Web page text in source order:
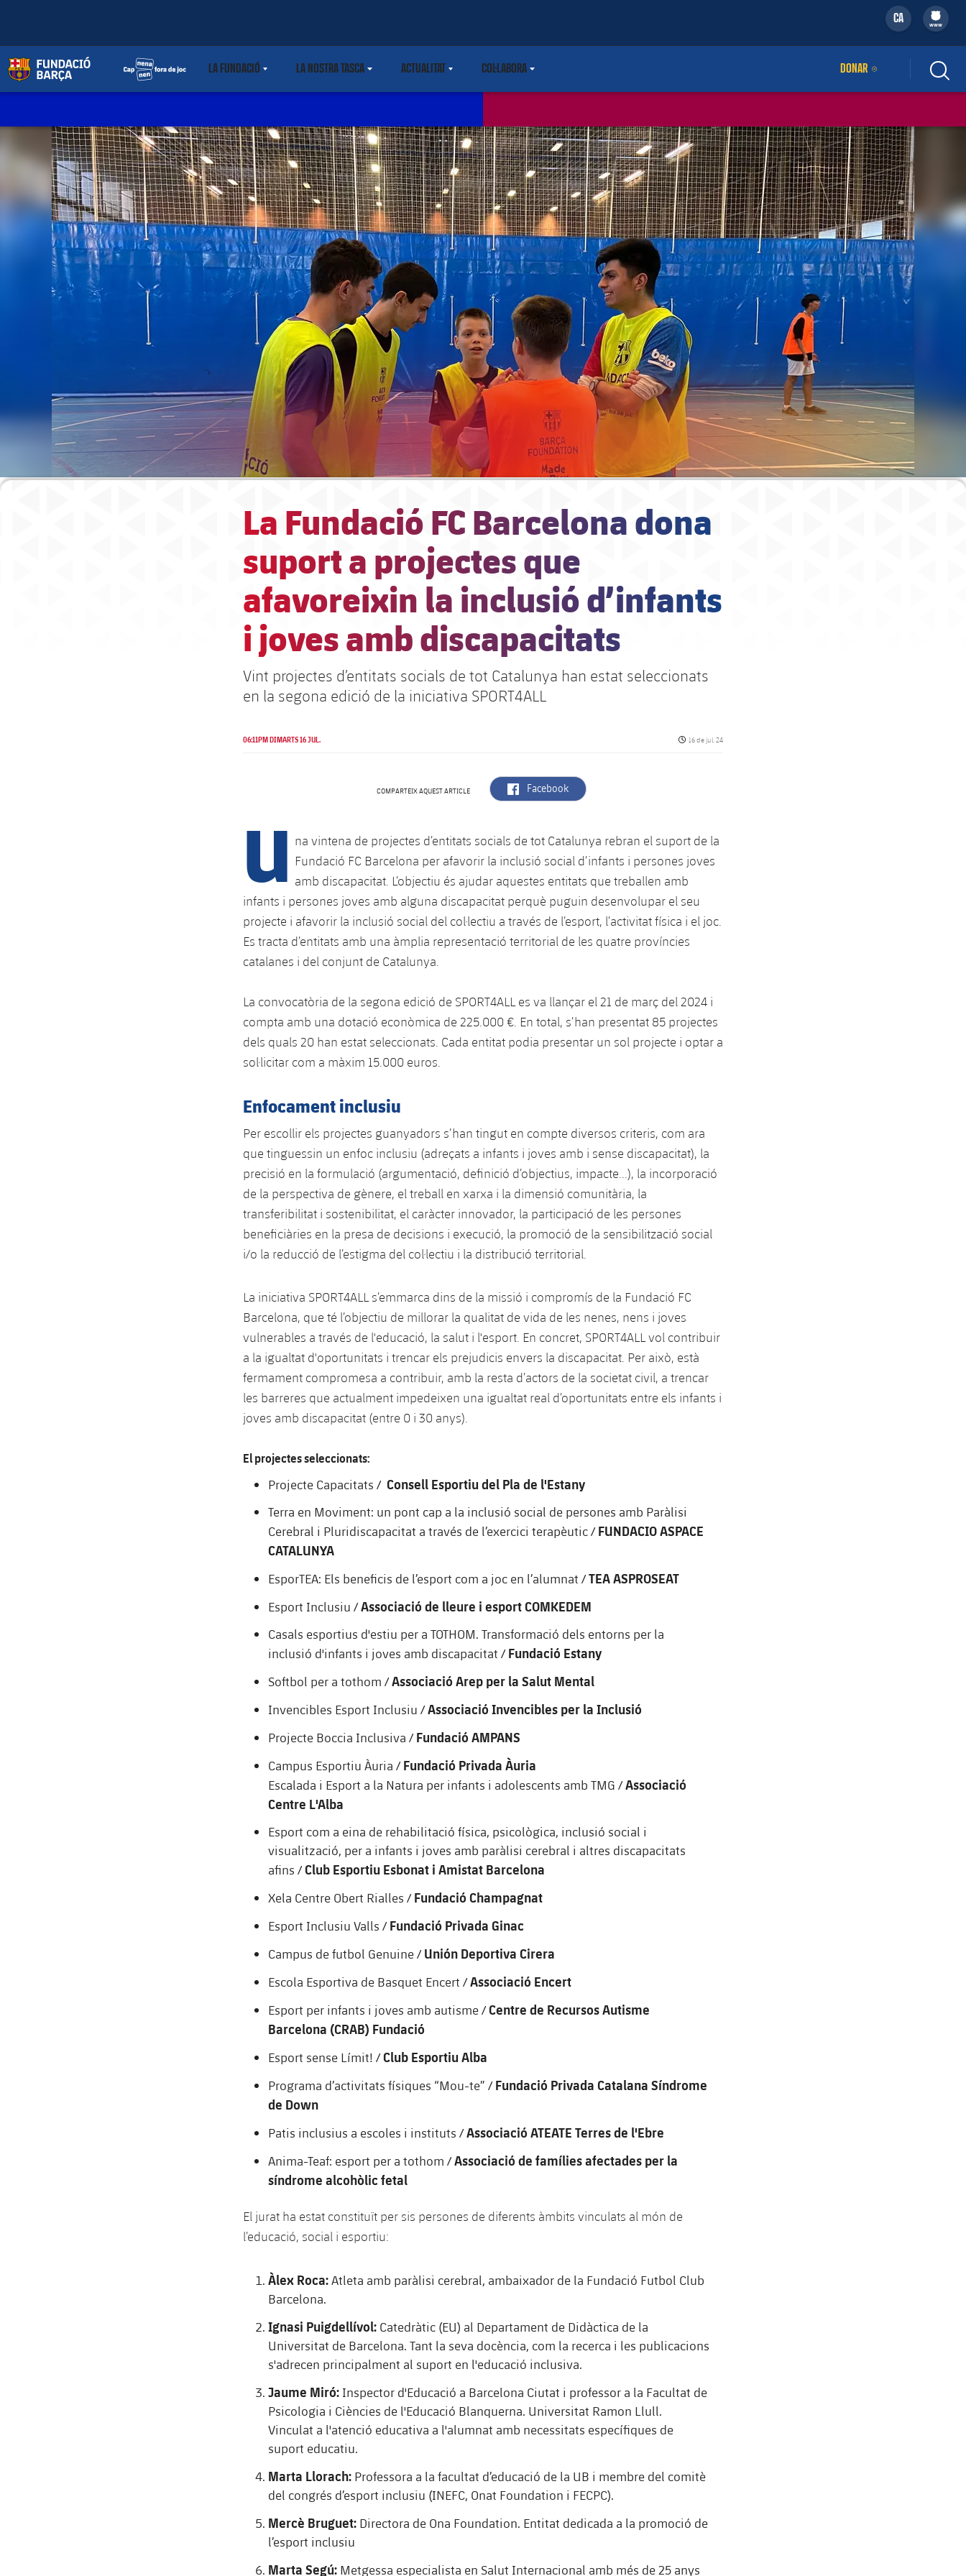
CA
filled-badge
www
LA FUNDACIÓLABEL.SHARE.CARETDOWN
LA NOSTRA TASCALABEL.SHARE.CARETDOWN
ACTUALITATLABEL.SHARE.CARETDOWN
COL·LABORALABEL.SHARE.CARETDOWN DONARENLLAÇ EXTERN
La Fundació FC Barcelona dona
suport a projectes que
afavoreixin la inclusió d’infants
i joves amb discapacitats
Vint projectes d’entitats socials de tot Catalunya han estat seleccionats
en la segona edició de la iniciativa SPORT4ALL
06:11PM DIMARTS 16 JUL. Data de publicació
16 de jul. 24
COMPARTEIX AQUEST ARTICLE label.aria.facebook
Facebook
U na vintena de projectes d’entitats socials de tot Catalunya rebran el suport de la
Fundació FC Barcelona per afavorir la inclusió social d’infants i persones joves
amb discapacitat. L’objectiu és ajudar aquestes entitats que treballen amb
infants i persones joves amb alguna discapacitat perquè puguin desenvolupar el seu
projecte i afavorir la inclusió social del col·lectiu a través de l’esport, l’activitat física i el joc.
Es tracta d’entitats amb una àmplia representació territorial de les quatre províncies
catalanes i del conjunt de Catalunya.
La convocatòria de la segona edició de SPORT4ALL es va llançar el 21 de març del 2024 i
compta amb una dotació econòmica de 225.000 €. En total, s’han presentat 85 projectes
dels quals 20 han estat seleccionats. Cada entitat podia presentar un sol projecte i optar a
sol·licitar com a màxim 15.000 euros.
Enfocament inclusiu
Per escollir els projectes guanyadors s’han tingut en compte diversos criteris, com ara
que tinguessin un enfoc inclusiu (adreçats a infants i joves amb i sense discapacitat), la
precisió en la formulació (argumentació, definició d’objectius, impacte...), la incorporació
de la perspectiva de gènere, el treball en xarxa i la dimensió comunitària, la
transferibilitat i sostenibilitat, el caràcter innovador, la participació de les persones
beneficiàries en la presa de decisions i execució, la promoció de la sensibilització social
i/o la reducció de l’estigma del col·lectiu i la distribució territorial.
La iniciativa SPORT4ALL s’emmarca dins de la missió i compromís de la Fundació FC
Barcelona, que té l’objectiu de millorar la qualitat de vida de les nenes, nens i joves
vulnerables a través de l'educació, la salut i l'esport. En concret, SPORT4ALL vol contribuir
a la igualtat d'oportunitats i trencar els prejudicis envers la discapacitat. Per això, està
fermament compromesa a contribuir, amb la resta d’actors de la societat civil, a trencar
les barreres que actualment impedeixen una igualtat real d’oportunitats entre els infants i
joves amb discapacitat (entre 0 i 30 anys).
El projectes seleccionats:
Projecte Capacitats / Consell Esportiu del Pla de l'Estany
Terra en Moviment: un pont cap a la inclusió social de persones amb Paràlisi
Cerebral i Pluridiscapacitat a través de l’exercici terapèutic / FUNDACIO ASPACE
CATALUNYA
EsporTEA: Els beneficis de l’esport com a joc en l’alumnat /TEA ASPROSEAT
Esport Inclusiu /Associació de lleure i esport COMKEDEM
Casals esportius d'estiu per a TOTHOM. Transformació dels entorns per la
inclusió d'infants i joves amb discapacitat / Fundació Estany
Softbol per a tothom /Associació Arep per la Salut Mental
Invencibles Esport Inclusiu /Associació Invencibles per la Inclusió
Projecte Boccia Inclusiva / Fundació AMPANS
Campus Esportiu Àuria / Fundació Privada Àuria
Escalada i Esport a la Natura per infants i adolescents amb TMG /Associació
Centre L'Alba
Esport com a eina de rehabilitació física, psicològica, inclusió social i
visualització, per a infants i joves amb paràlisi cerebral i altres discapacitats
afins / Club Esportiu Esbonat i Amistat Barcelona
Xela Centre Obert Rialles / Fundació Champagnat
Esport Inclusiu Valls / Fundació Privada Ginac
Campus de futbol Genuine / Unión Deportiva Cirera
Escola Esportiva de Basquet Encert /Associació Encert
Esport per infants i joves amb autisme / Centre de Recursos Autisme
Barcelona (CRAB) Fundació
Esport sense Límit! / Club Esportiu Alba
Programa d’activitats físiques “Mou-te” / Fundació Privada Catalana Síndrome
de Down
Patis inclusius a escoles i instituts /Associació ATEATE Terres de l'Ebre
Anima-Teaf: esport per a tothom /Associació de famílies afectades per la
síndrome alcohòlic fetal
El jurat ha estat constituït per sis persones de diferents àmbits vinculats al món de
l’educació, social i esportiu:
Àlex Roca:Atleta amb paràlisi cerebral, ambaixador de la Fundació Futbol Club
Barcelona.
Ignasi Puigdellívol: Catedràtic (EU) al Departament de Didàctica de la
Universitat de Barcelona. Tant la seva docència, com la recerca i les publicacions
s'adrecen principalment al suport en l'educació inclusiva.
Jaume Miró: Inspector d'Educació a Barcelona Ciutat i professor a la Facultat de
Psicologia i Ciències de l'Educació Blanquerna. Universitat Ramon Llull.
Vinculat a l'atenció educativa a l'alumnat amb necessitats específiques de
suport educatiu.
Marta Llorach: Professora a la facultat d’educació de la UB i membre del comitè
del congrés d’esport inclusiu (INEFC, Onat Foundation i FECPC).
Mercè Bruguet: Directora de Ona Foundation. Entitat dedicada a la promoció de
l’esport inclusiu
Marta Segú: Metgessa especialista en Salut Internacional amb més de 25 anys